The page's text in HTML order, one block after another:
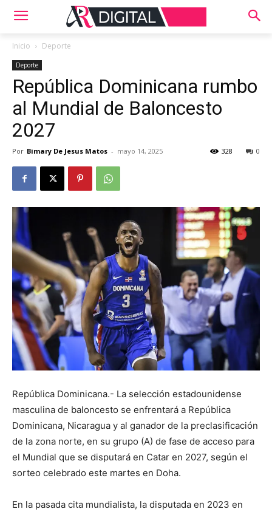
Inicio Deporte
Deporte
República Dominicana rumbo
al Mundial de Baloncesto
2027
Por Bimary De Jesus Matos - mayo 14, 2025 0
328
República Dominicana.- La selección estadounidense
masculina de baloncesto se enfrentará a República
Dominicana, Nicaragua y al ganador de la preclasificación
de la zona norte, en su grupo (A) de fase de acceso para
el Mundial que se disputará en Catar en 2027, según el
sorteo celebrado este martes en Doha.
En la pasada cita mundialista, la disputada en 2023 en